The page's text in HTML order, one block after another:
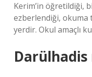
Kerim’in öğretildiği,
ezberlendiği, okuma
yerdir. Okul amaçlı
Darülhadis